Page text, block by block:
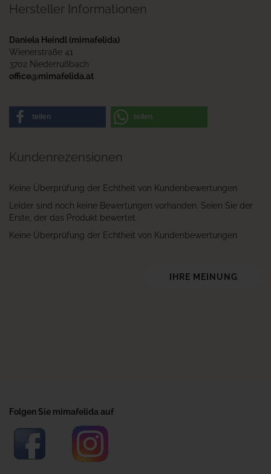
Hersteller Informationen
Daniela Heindl (mimafelida)
Wienerstraße 41
3702 Niederrußbach
office@mimafelida.at
teilen teilen
Kundenrezensionen
Keine Überprüfung der Echtheit von Kundenbewertungen
Leider sind noch keine Bewertungen vorhanden. Seien Sie der
Erste, der das Produkt bewertet.
Keine Überprüfung der Echtheit von Kundenbewertungen
IHRE MEINUNG
Folgen Sie mimafelida auf